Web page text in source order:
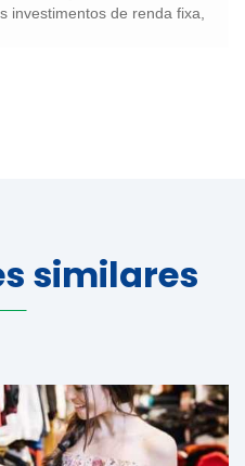
investimentos de renda fixa,
similares